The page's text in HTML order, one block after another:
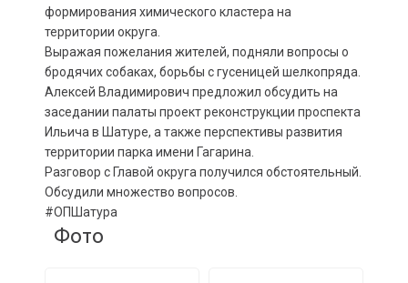
формирования химического кластера на
территории округа.
Выражая пожелания жителей, подняли вопросы о
бродячих собаках, борьбы с гусеницей шелкопряда.
Алексей Владимирович предложил обсудить на
заседании палаты проект реконструкции проспекта
Ильича в Шатуре, а также перспективы развития
территории парка имени Гагарина.
Разговор с Главой округа получился обстоятельный.
Обсудили множество вопросов.
#ОПШатура
Фото